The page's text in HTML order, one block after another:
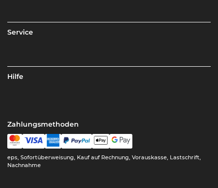
Service
Hilfe
Zahlungsmethoden
eps, Sofortüberweisung, Kauf auf Rechnung, Vorauskasse, Lastschrift,
Nachnahme